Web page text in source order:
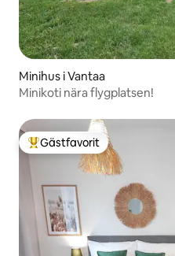
Minihus i Vantaa
Minikoti nära flygplatsen!
Populär gästfavorit
Gästfavorit